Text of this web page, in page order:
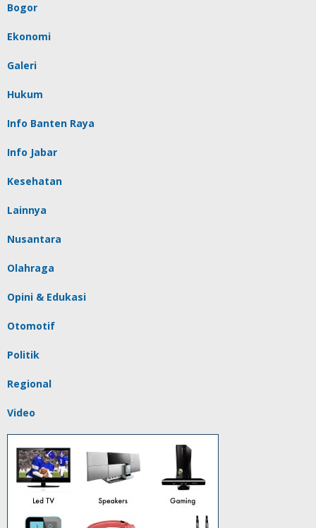
Bogor
Ekonomi
Galeri
Hukum
Info Banten Raya
Info Jabar
Kesehatan
Lainnya
Nusantara
Olahraga
Opini & Edukasi
Otomotif
Politik
Regional
Video